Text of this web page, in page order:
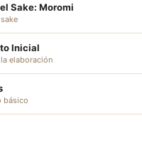
Sake: Moromi
Inicial
elaboración
básico